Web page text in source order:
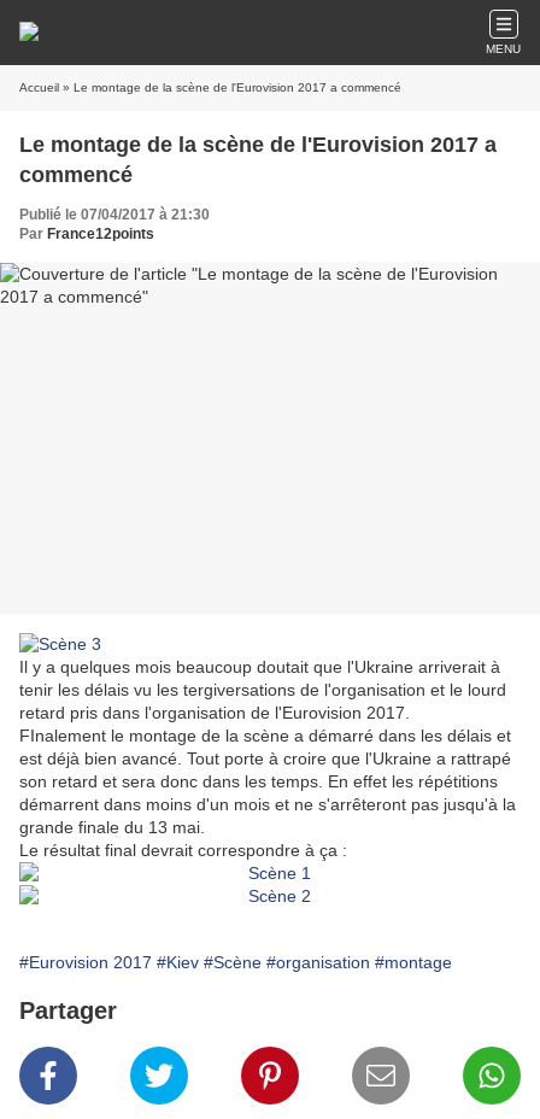
MENU
Accueil » Le montage de la scène de l'Eurovision 2017 a commencé
Le montage de la scène de l'Eurovision 2017 a
commencé
Publié le 07/04/2017 à 21:30
Par France12points
Il y a quelques mois beaucoup doutait que l'Ukraine arriverait à
tenir les délais vu les tergiversations de l'organisation et le lourd
retard pris dans l'organisation de l'Eurovision 2017.
FInalement le montage de la scène a démarré dans les délais et
est déjà bien avancé. Tout porte à croire que l'Ukraine a rattrapé
son retard et sera donc dans les temps. En effet les répétitions
démarrent dans moins d'un mois et ne s'arrêteront pas jusqu'à la
grande finale du 13 mai.
Le résultat final devrait correspondre à ça :
#Eurovision 2017 #Kiev #Scène #organisation #montage
Partager